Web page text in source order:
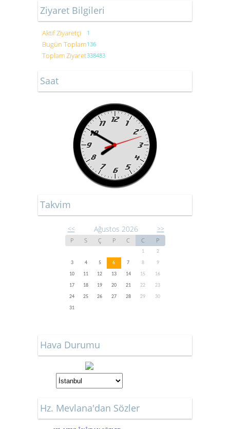
Ziyaret Bilgileri
Aktif Ziyaretçi 1
Bugün Toplam136
Toplam Ziyaret338483
Saat
Takvim
<< Ağustos 2026 >>
P S Ç P C C P
1
2
3
4 5 6 7 8
9
10
11 12 13 14 15
16
17
18 19 20 21 22
23
24
25 26 27 28 29
30
31
Hava Durumu
Hz. Mevlana'dan Sözler